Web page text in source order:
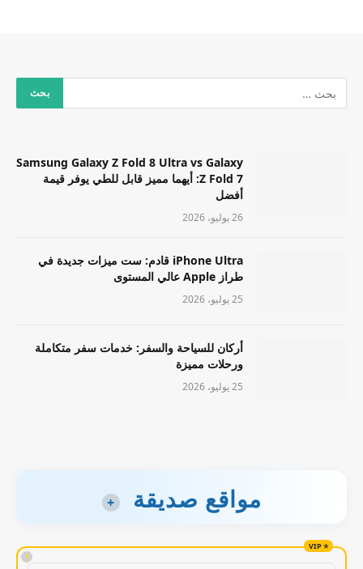
Samsung Galaxy Z Fold 8 Ultra vs Galaxy
Z Fold 7: أيهما مميز قابل للطي يوفر قيمة
أفضل
26 يوليو، 2026
iPhone Ultra قادم: ست ميزات جديدة في
طراز Apple عالي المستوى
25 يوليو، 2026
أركان للسياحة والسفر: خدمات سفر متكاملة
ورحلات مميزة
25 يوليو، 2026
مواقع صديقة +
!